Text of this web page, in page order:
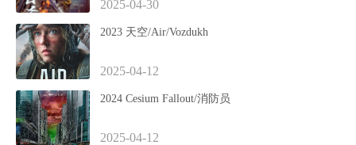
2025-04-30
2023 天空/Air/Vozdukh
2025-04-12
2024 Cesium Fallout/消防员
2025-04-12